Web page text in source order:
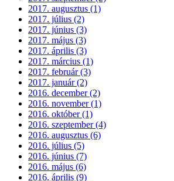
2017. augusztus (1)
2017. július (2)
2017. június (3)
2017. május (3)
2017. április (3)
2017. március (1)
2017. február (3)
2017. január (2)
2016. december (2)
2016. november (1)
2016. október (1)
2016. szeptember (4)
2016. augusztus (6)
2016. július (5)
2016. június (7)
2016. május (6)
2016. április (9)